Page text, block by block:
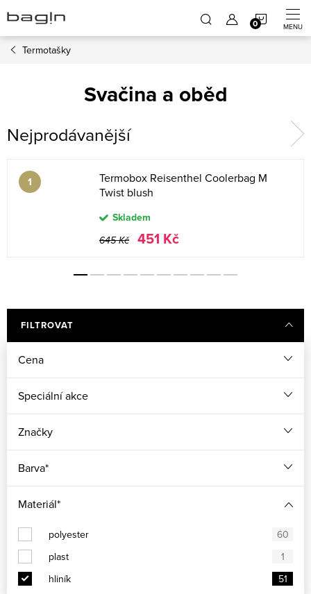
na
obsah
Termotašky
Svačina a oběd
Nejprodávanější
Termobox Reisenthel Coolerbag M
Twist blush
Skladem
645 Kč 451 Kč
FILTROVAT
Cena
Speciální akce
Značky
Barva*
Materiál*
polyester
60
plast
1
hliník
51